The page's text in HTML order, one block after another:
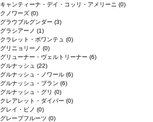
キャンティーナ・デイ・コッリ・アメリーニ (0)
クノワーズ (0)
グラウブルグンダー (3)
グラシアーノ (1)
クラレット・ボワンテュ (0)
グリニョリーノ (0)
グリューナー・ヴェルトリーナー (6)
グルナッシュ (22)
グルナッシュ・ノワール (6)
グルナッシュ・ブラン (6)
グルナッシュ・グリ (0)
クレアレット・ダイバー (0)
グレイ・ピノ (0)
グレープフルーツ (0)